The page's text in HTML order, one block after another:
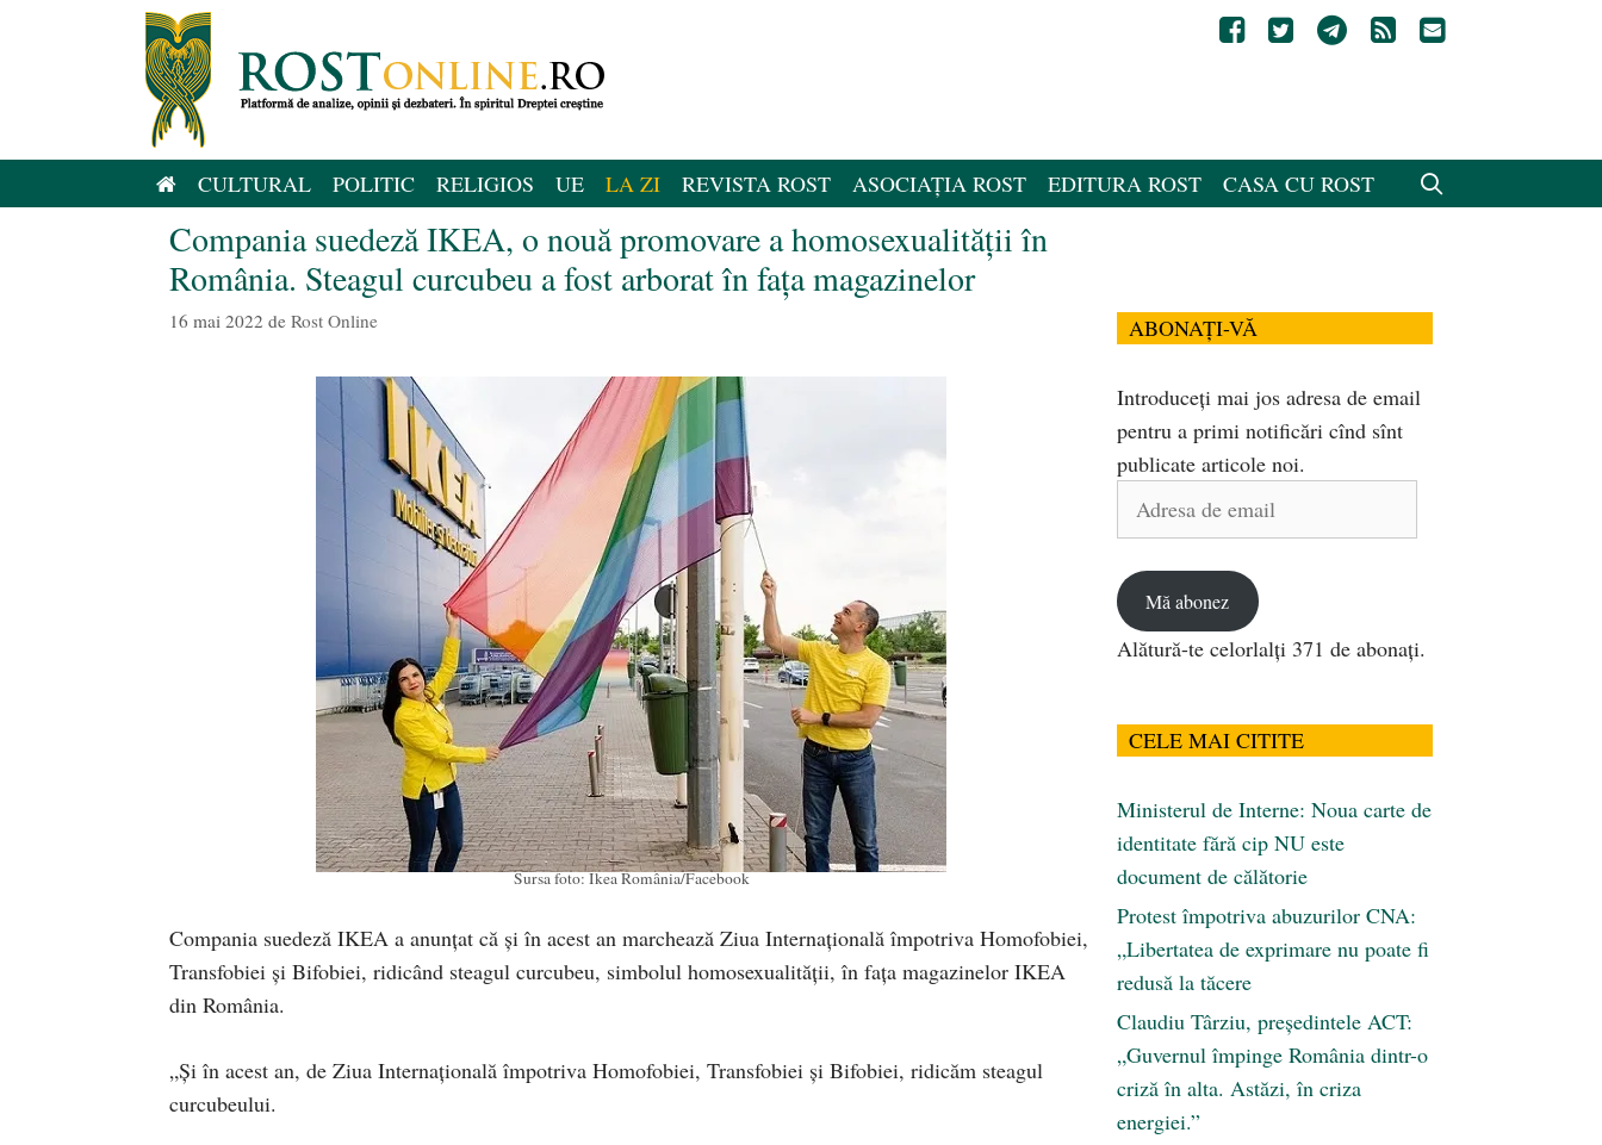
CULTURAL POLITIC RELIGIOS UE LA ZI REVISTA ROST ASOCIAȚIA ROST EDITURA ROST CASA CU ROST
Compania suedeză IKEA, o nouă promovare a homosexualității în
România. Steagul curcubeu a fost arborat în fața magazinelor
16 mai 2022 de Rost Online
Sursa foto: Ikea România/Facebook
Compania suedeză IKEA a anunțat că și în acest an marchează Ziua Internațională împotriva Homofobiei,
Transfobiei și Bifobiei, ridicând steagul curcubeu, simbolul homosexualității, în fața magazinelor IKEA
din România.
„Și în acest an, de Ziua Internațională împotriva Homofobiei, Transfobiei și Bifobiei, ridicăm steagul
curcubeului.
ABONAȚI-VĂ
Introduceți mai jos adresa de email
pentru a primi notificări cînd sînt
publicate articole noi.
Adresa
Mă abonez
Alătură-te celorlalți 371 de abonați.
CELE MAI CITITE
Ministerul de Interne: Noua carte de
identitate fără cip NU este
document de călătorie
Protest împotriva abuzurilor CNA:
„Libertatea de exprimare nu poate fi
redusă la tăcere
Claudiu Târziu, președintele ACT:
„Guvernul împinge România dintr-o
criză în alta. Astăzi, în criza
energiei.”